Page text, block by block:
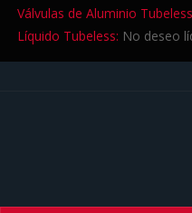
Válvulas de Aluminio
Líquido Tubeless: No deseo